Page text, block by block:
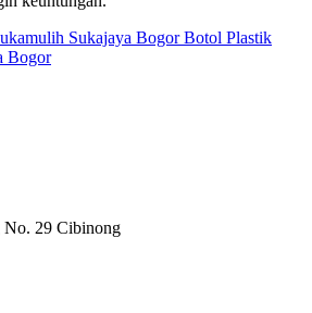
Sukajaya BogorBotol Plastik
Bogor
No. 29 Cibinong